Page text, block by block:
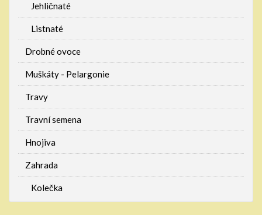
Jehličnaté
Listnaté
Drobné ovoce
Muškáty - Pelargonie
Travy
Travní semena
Hnojiva
Zahrada
Kolečka